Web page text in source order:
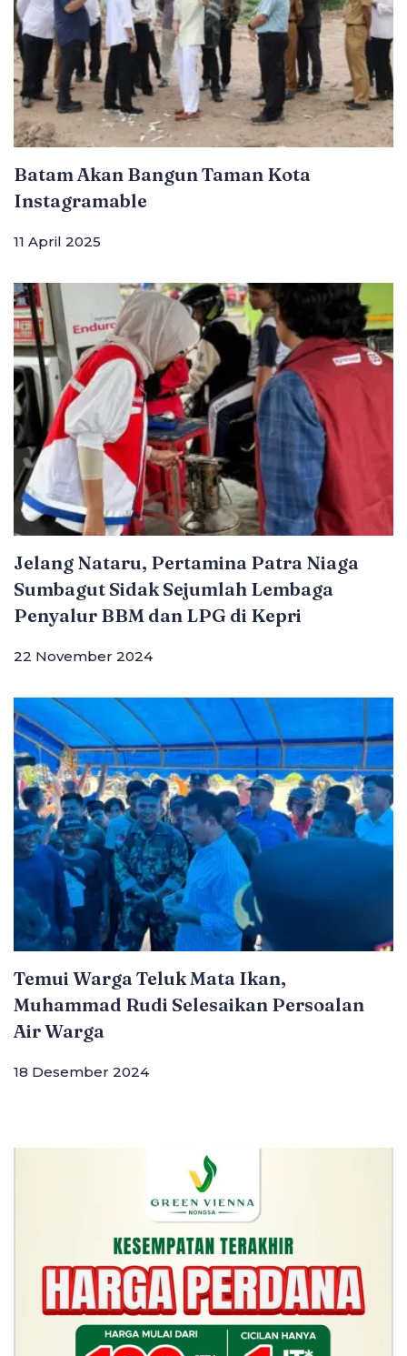
Batam Akan Bangun Taman Kota
Instagramable
11 April 2025
Jelang Nataru, Pertamina Patra Niaga
Sumbagut Sidak Sejumlah Lembaga
Penyalur BBM dan LPG di Kepri
22 November 2024
Temui Warga Teluk Mata Ikan,
Muhammad Rudi Selesaikan Persoalan
Air Warga
18 Desember 2024